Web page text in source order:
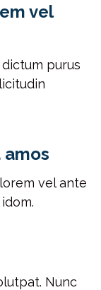
vel
purus
vel ante
Nunc